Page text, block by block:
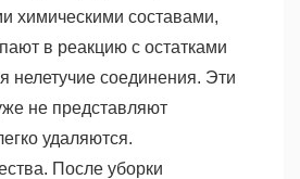
химическими составами,
в реакцию с остатками
нелетучие соединения. Эти
не представляют
удаляются.
После уборки